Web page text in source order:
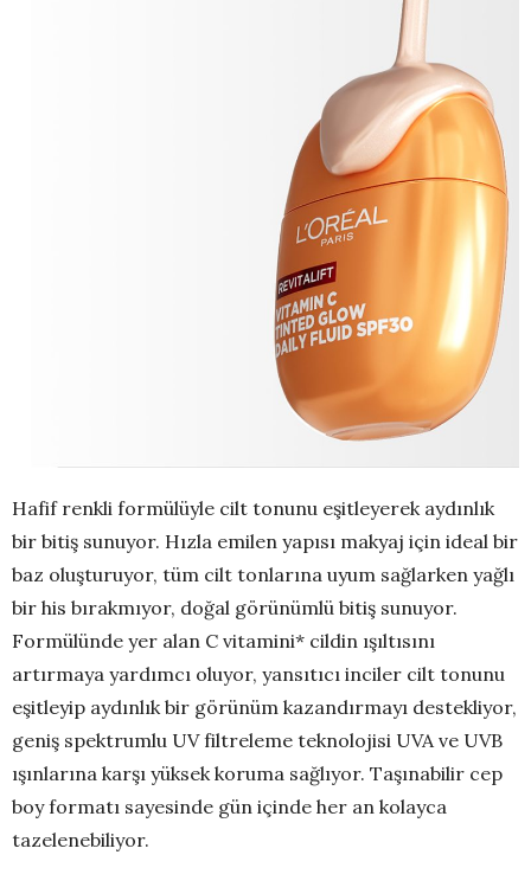
Hafif renkli formülüyle cilt tonunu eşitleyerek aydınlık
bir bitiş sunuyor. Hızla emilen yapısı makyaj için ideal bir
baz oluşturuyor, tüm cilt tonlarına uyum sağlarken yağlı
bir his bırakmıyor, doğal görünümlü bitiş sunuyor.
Formülünde yer alan C vitamini* cildin ışıltısını
artırmaya yardımcı oluyor, yansıtıcı inciler cilt tonunu
eşitleyip aydınlık bir görünüm kazandırmayı destekliyor,
geniş spektrumlu UV filtreleme teknolojisi UVA ve UVB
ışınlarına karşı yüksek koruma sağlıyor. Taşınabilir cep
boy formatı sayesinde gün içinde her an kolayca
tazelenebiliyor.